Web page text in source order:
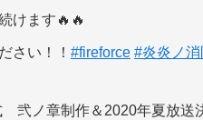
けます🔥🔥
さい！！ #fireforce #炎炎ノ
ノ章制作＆2020年夏放送